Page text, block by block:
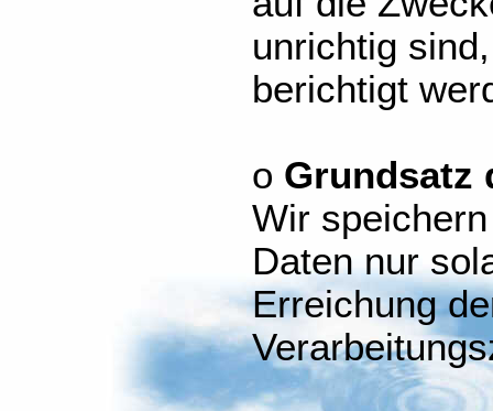
unrichtig
berichtigt
o Grundsatz
Wir
Daten nur
Erreichung